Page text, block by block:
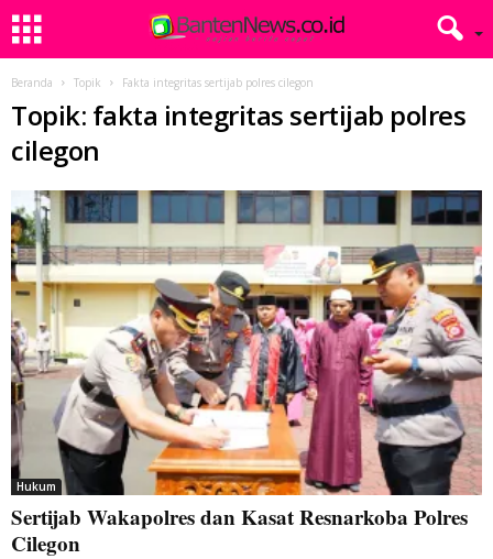
Beranda Topik Fakta integritas sertijab polres cilegon
Topik: fakta integritas sertijab polres
cilegon
Hukum
Sertijab Wakapolres dan Kasat Resnarkoba Polres
Cilegon